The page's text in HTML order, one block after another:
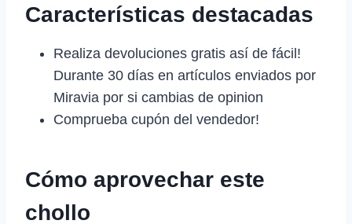
Características destacadas
Realiza devoluciones gratis así de fácil!
Durante 30 días en artículos enviados por
Miravia por si cambias de opinion
Comprueba cupón del vendedor!
Cómo aprovechar este
chollo